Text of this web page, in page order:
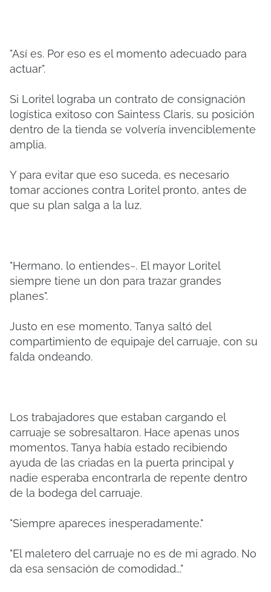
"Así es. Por eso es el momento adecuado para
actuar".
Si Loritel lograba un contrato de consignación
logística exitoso con Saintess Claris, su posición
dentro de la tienda se volvería invenciblemente
amplia.
Y para evitar que eso suceda, es necesario
tomar acciones contra Loritel pronto, antes de
que su plan salga a la luz.
"Hermano, lo entiendes~. El mayor Loritel
siempre tiene un don para trazar grandes
planes".
Justo en ese momento, Tanya saltó del
compartimiento de equipaje del carruaje, con su
falda ondeando.
Los trabajadores que estaban cargando el
carruaje se sobresaltaron. Hace apenas unos
momentos, Tanya había estado recibiendo
ayuda de las criadas en la puerta principal y
nadie esperaba encontrarla de repente dentro
de la bodega del carruaje.
"Siempre apareces inesperadamente."
"El maletero del carruaje no es de mi agrado. No
da esa sensación de comodidad..."